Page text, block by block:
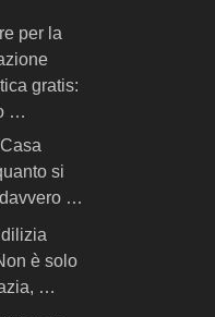
per la
gratis:
…
si
…
è solo
…